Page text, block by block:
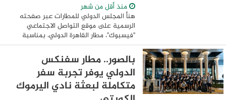
منذ أقل من شهر
هنأ المجلس الدولي للمطارات عبر صفحته
الرسمية على موقع التواصل الاجتماعي
"فيسبوك"، مطار القاهرة الدولي، بمناسبة
تجديد شهادة اعتماد الجاهزية الصحية
ويؤكد هذا ...
بالصور.. مطار سفنكس
الدولي يوفر تجربة سفر
متكاملة لبعثة نادي اليرموك